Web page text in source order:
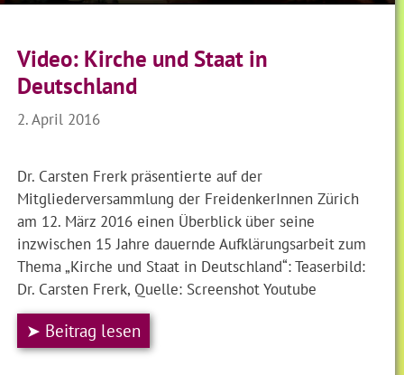
Video: Kirche und Staat in
Deutschland
2. April 2016
Dr. Carsten Frerk präsentierte auf der
Mitgliederversammlung der FreidenkerInnen Zürich
am 12. März 2016 einen Überblick über seine
inzwischen 15 Jahre dauernde Aufklärungsarbeit zum
Thema „Kirche und Staat in Deutschland“: Teaserbild:
Dr. Carsten Frerk, Quelle: Screenshot Youtube
➤ Beitrag lesen